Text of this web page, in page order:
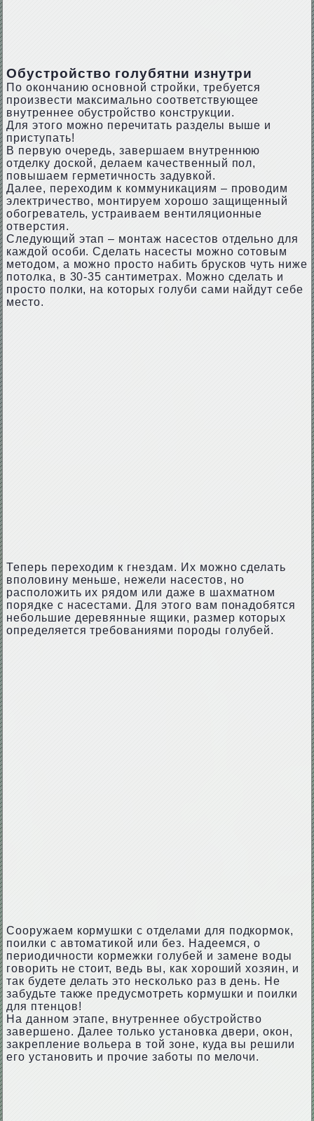
Обустройство голубятни изнутри
По окончанию основной стройки, требуется
произвести максимально соответствующее
внутреннее обустройство конструкции.
Для этого можно перечитать разделы выше и
приступать!
В первую очередь, завершаем внутреннюю
отделку доской, делаем качественный пол,
повышаем герметичность задувкой.
Далее, переходим к коммуникациям – проводим
электричество, монтируем хорошо защищенный
обогреватель, устраиваем вентиляционные
отверстия.
Следующий этап – монтаж насестов отдельно для
каждой особи. Сделать насесты можно сотовым
методом, а можно просто набить брусков чуть ниже
потолка, в 30-35 сантиметрах. Можно сделать и
просто полки, на которых голуби сами найдут себе
место.
Теперь переходим к гнездам. Их можно сделать
вполовину меньше, нежели насестов, но
расположить их рядом или даже в шахматном
порядке с насестами. Для этого вам понадобятся
небольшие деревянные ящики, размер которых
определяется требованиями породы голубей.
Сооружаем кормушки с отделами для подкормок,
поилки с автоматикой или без. Надеемся, о
периодичности кормежки голубей и замене воды
говорить не стоит, ведь вы, как хороший хозяин, и
так будете делать это несколько раз в день. Не
забудьте также предусмотреть кормушки и поилки
для птенцов!
На данном этапе, внутреннее обустройство
завершено. Далее только установка двери, окон,
закрепление вольера в той зоне, куда вы решили
его установить и прочие заботы по мелочи.